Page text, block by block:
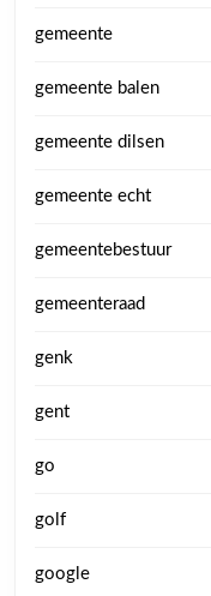
gemeente
gemeente balen
gemeente dilsen
gemeente echt
gemeentebestuur
gemeenteraad
genk
gent
go
golf
google